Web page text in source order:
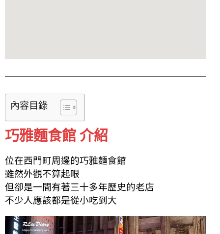
內容目錄
巧雅麵食館 介紹
位在西門町周邊的巧雅麵食館
雖然外觀不算起眼
但卻是一間有著三十多年歷史的老店
不少人應該都是從小吃到大